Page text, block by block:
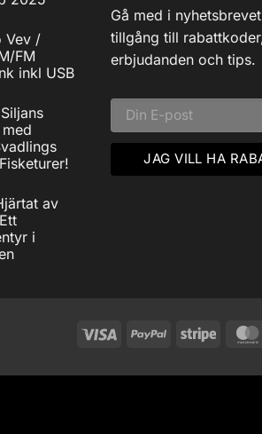
Vev /
FM
inkl USB
av
i
Gå med i
tillgång till
erbjudanden och tips.
Visa PayPal Stripe